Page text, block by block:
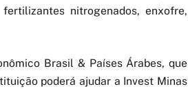
nitrogenados, enxofre,
Brasil & Países Árabes, que
poderá ajudar a Invest Minas